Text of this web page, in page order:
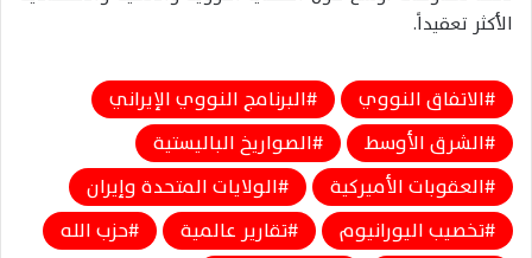
الأكثر تعقيداً.
الاتفاق النووي
البرنامج النووي الإيراني
الشرق الأوسط
الصواريخ الباليستية
العقوبات الأميركية
الولايات المتحدة وإيران
تخصيب اليورانيوم
تقارير عالمية
حزب الله